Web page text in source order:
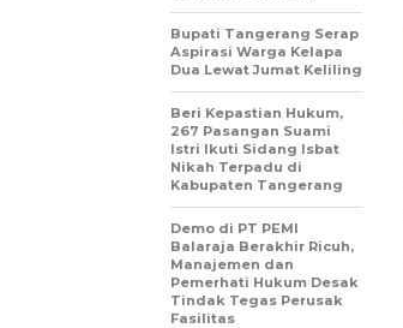
Bupati Tangerang Serap
Aspirasi Warga Kelapa
Dua Lewat Jumat Keliling
Beri Kepastian Hukum,
267 Pasangan Suami
Istri Ikuti Sidang Isbat
Nikah Terpadu di
Kabupaten Tangerang
Demo di PT PEMI
Balaraja Berakhir Ricuh,
Manajemen dan
Pemerhati Hukum Desak
Tindak Tegas Perusak
Fasilitas